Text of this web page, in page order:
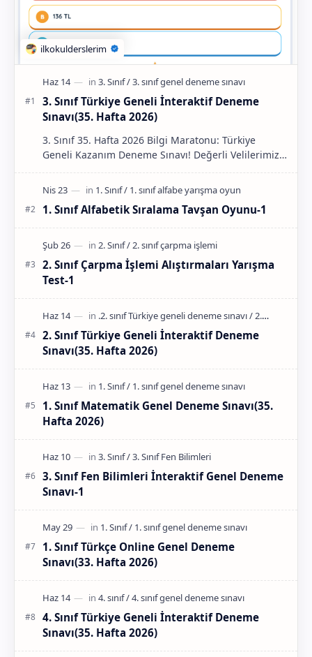
3. Sınıf Türkiye Geneli İnteraktif Deneme
Sınavı(35. Hafta 2026)
3. Sınıf 35. Hafta 2026 Bilgi Maratonu: Türkiye
Geneli Kazanım Deneme Sınavı! Değerli Velilerimiz,
1. Sınıf Alfabetik Sıralama Tavşan Oyunu-1
2. Sınıf Çarpma İşlemi Alıştırmaları Yarışma
Test-1
2. Sınıf Türkiye Geneli İnteraktif Deneme
Sınavı(35. Hafta 2026)
1. Sınıf Matematik Genel Deneme Sınavı(35.
Hafta 2026)
3. Sınıf Fen Bilimleri İnteraktif Genel Deneme
Sınavı-1
1. Sınıf Türkçe Online Genel Deneme
Sınavı(33. Hafta 2026)
4. Sınıf Türkiye Geneli İnteraktif Deneme
Sınavı(35. Hafta 2026)